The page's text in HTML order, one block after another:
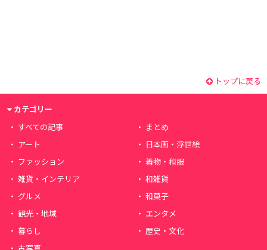
トップに戻る
カテゴリー
すべての記事
まとめ
アート
日本画・浮世絵
ファッション
着物・和服
雑貨・インテリア
和雑貨
グルメ
和菓子
観光・地域
エンタメ
暮らし
歴史・文化